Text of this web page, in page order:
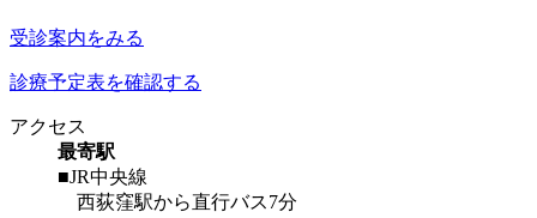
受診案内をみる
診療予定表を確認する
アクセス
最寄駅
■JR中央線
西荻窪駅から直行バス7分